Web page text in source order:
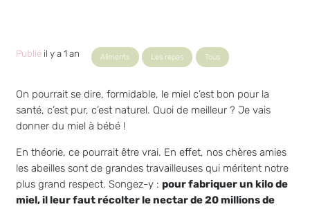
Publié il y a 1 an Aliments Les repas Tous
On pourrait se dire, formidable, le miel c’est bon pour la
santé, c’est pur, c’est naturel. Quoi de meilleur ? Je vais
donner du miel à bébé !
En théorie, ce pourrait être vrai. En effet, nos chères amies
les abeilles sont de grandes travailleuses qui méritent notre
plus grand respect. Songez-y : pour fabriquer un kilo de
miel, il leur faut récolter le nectar de 20 millions de